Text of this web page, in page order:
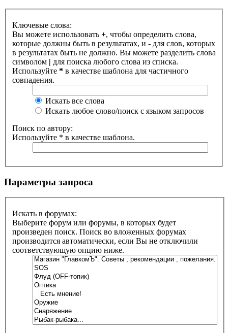
Ключевые слова:
Вы можете использовать +, чтобы определить слова,
которые должны быть в результатах, и - для слов, которых
в результатах быть не должно. Вы можете разделить слова
символом | для поиска любого слова из списка.
Используйте * в качестве шаблона для частичного
совпадения.
Искать все слова
Искать любое слово/поиск с языком запросов
Поиск по автору:
Используйте * в качестве шаблона.
Параметры запроса
Искать в форумах:
Выберите форум или форумы, в которых будет
произведен поиск. Поиск во вложенных форумах
производится автоматически, если Вы не отключили
соответствующую опцию ниже.